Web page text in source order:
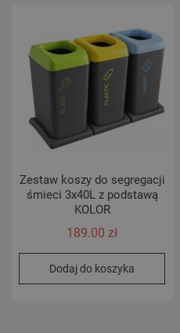
Zestaw koszy do segregacji
śmieci 3x40L z podstawą
KOLOR
189.00zł
Dodaj do koszyka